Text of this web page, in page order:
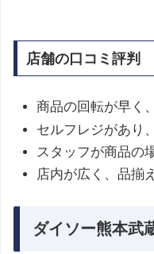
店舗の口コミ評判
商品の回転が早く
セルフレジがあり
スタッフが商品の
店内が広く、品揃
ダイソー熊本武